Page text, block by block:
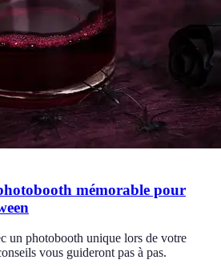
mémorable pour
un photobooth unique lors de votre
vous guideront pas à pas.